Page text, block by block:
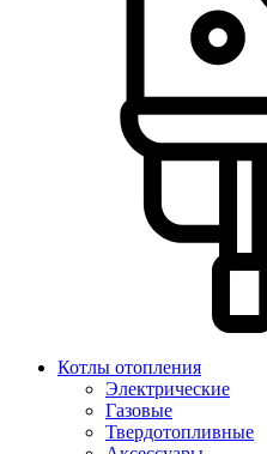
Котлы отопления
Электрические
Газовые
Твердотопливные